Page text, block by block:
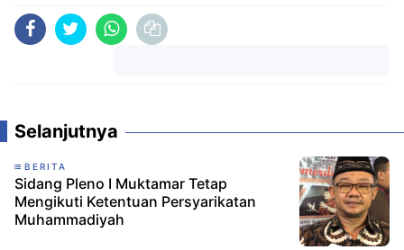
Selanjutnya
BERITA
Sidang Pleno I Muktamar Tetap
Mengikuti Ketentuan Persyarikatan
Muhammadiyah